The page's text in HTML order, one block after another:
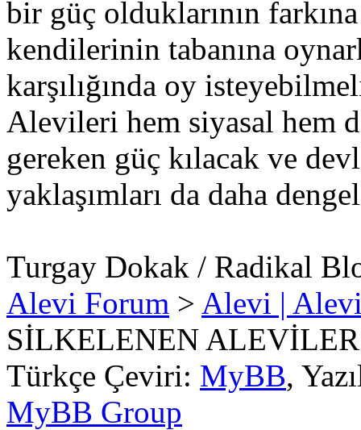
bir güç olduklarının
kendilerinin tabanına
karşılığında oy
Alevileri hem siyasal hem
gereken güç kılacak ve
yaklaşımları da daha
Turgay Dokak / Radikal
Alevi Forum > Alevi |
SİLKELENEN ALEVİLER
Türkçe Çeviri: MyBB,
MyBB Group